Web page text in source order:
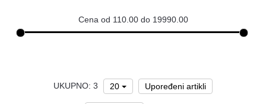
Cena od 110.00 do 19990.00
UKUPNO: 3 20 Upoređeni artikli